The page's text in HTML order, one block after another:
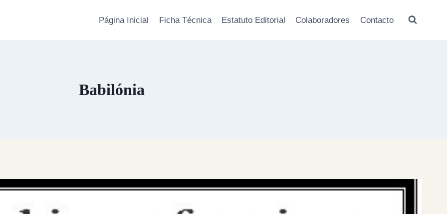
Página Inicial Ficha Técnica Estatuto Editorial Colaboradores Contacto
Babilónia